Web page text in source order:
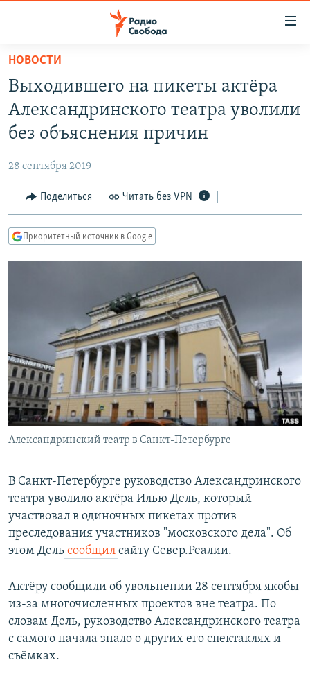
упрощенного
доступа
Вернуться
основному
Вернутся
Вернутся
ПОДКАСТЫ
АВТОРСКИЕ ПРОЕКТЫ
МНЕНИЯ
КУЛЬТУРА
КАВКАЗ.РЕАЛИИ
РАСПИСАНИЕ ВЕЩАНИЯ
ПОДПИШИТЕСЬ НА РАССЫЛКУ
СОЦИАЛЬНЫЕ СЕТИ
Все сайты РСЕ/РС
НОВОСТИ
Выходившего на пикеты актёра
Александринского театра уволили
без объяснения причин
28 сентября 2019
Поделиться Читать без VPN
Приоритетный источник в Google
Александринский театр в Санкт-Петербурге
В Санкт-Петербурге руководство Александринского
театра уволило актёра Илью Дель, который
участвовал в одиночных пикетах против
преследования участников "московского дела". Об
этом Дель сообщил сайту Север.Реалии.
Актёру сообщили об увольнении 28 сентября якобы
из-за многочисленных проектов вне театра. По
словам Дель, руководство Александринского театра
с самого начала знало о других его спектаклях и
съёмках.